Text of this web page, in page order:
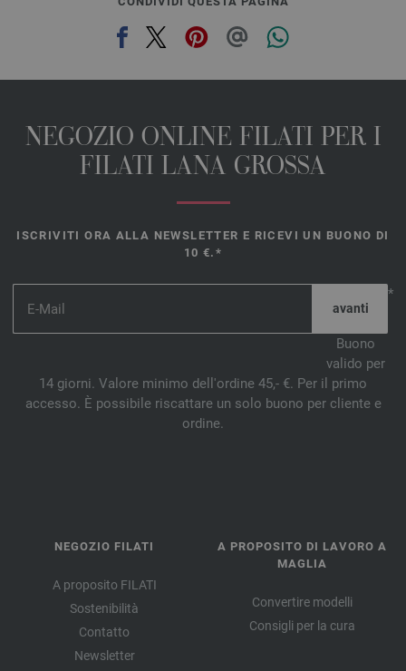
NEGOZIO ONLINE FILATI PER I
FILATI LANA GROSSA
ISCRIVITI ORA ALLA NEWSLETTER E RICEVI UN BUONO DI
10 €.*
*
Buono
valido per
14 giorni. Valore minimo dell'ordine 45,- €. Per il primo
accesso. È possibile riscattare un solo buono per cliente e
ordine.
NEGOZIO FILATI
A proposito FILATI
Sostenibilità
Contatto
Newsletter
A PROPOSITO DI LAVORO A
MAGLIA
Convertire modelli
Consigli per la cura